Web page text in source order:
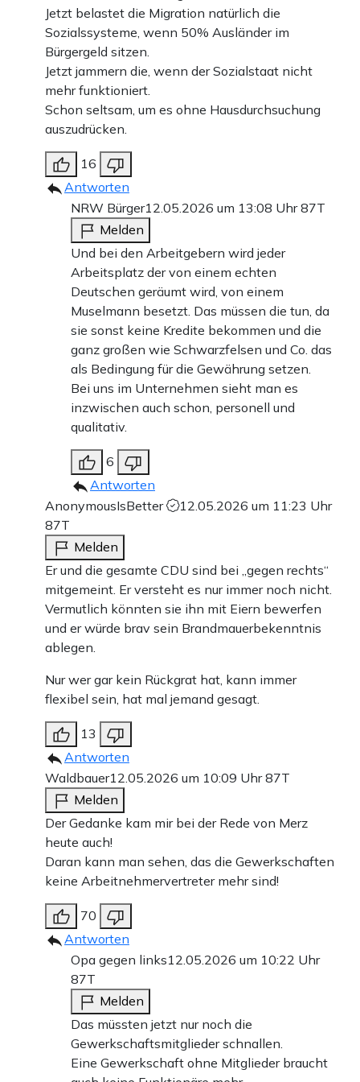
Jetzt belastet die Migration natürlich die
Sozialssysteme, wenn 50% Ausländer im
Bürgergeld sitzen.
Jetzt jammern die, wenn der Sozialstaat nicht
mehr funktioniert.
Schon seltsam, um es ohne Hausdurchsuchung
auszudrücken.
16
Antworten
NRW Bürger12.05.2026 um 13:08 Uhr87T
Melden
Und bei den Arbeitgebern wird jeder
Arbeitsplatz der von einem echten
Deutschen geräumt wird, von einem
Muselmann besetzt. Das müssen die tun, da
sie sonst keine Kredite bekommen und die
ganz großen wie Schwarzfelsen und Co. das
als Bedingung für die Gewährung setzen.
Bei uns im Unternehmen sieht man es
inzwischen auch schon, personell und
qualitativ.
6
Antworten
AnonymousIsBetter
12.05.2026 um 11:23 Uhr
87T
Melden
Er und die gesamte CDU sind bei „gegen rechts“
mitgemeint. Er versteht es nur immer noch nicht.
Vermutlich könnten sie ihn mit Eiern bewerfen
und er würde brav sein Brandmauerbekenntnis
ablegen.
Nur wer gar kein Rückgrat hat, kann immer
flexibel sein, hat mal jemand gesagt.
13
Antworten
Waldbauer12.05.2026 um 10:09 Uhr87T
Melden
Der Gedanke kam mir bei der Rede von Merz
heute auch!
Daran kann man sehen, das die Gewerkschaften
keine Arbeitnehmervertreter mehr sind!
70
Antworten
Opa gegen links12.05.2026 um 10:22 Uhr
87T
Melden
Das müssten jetzt nur noch die
Gewerkschaftsmitglieder schnallen.
Eine Gewerkschaft ohne Mitglieder braucht